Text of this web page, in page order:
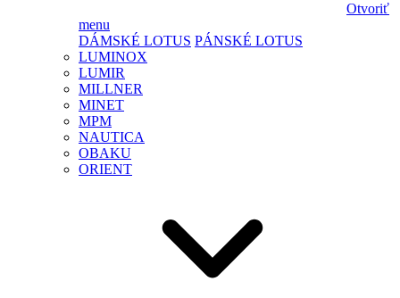
Otvoriť
menu
DÁMSKÉ LOTUS PÁNSKÉ LOTUS
LUMINOX
LUMIR
MILLNER
MINET
MPM
NAUTICA
OBAKU
ORIENT